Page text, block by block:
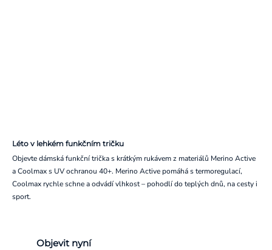
Léto v lehkém funkčním tričku
Objevte dámská funkční trička s krátkým rukávem z materiálů Merino Active
a Coolmax s UV ochranou 40+. Merino Active pomáhá s termoregulací,
Coolmax rychle schne a odvádí vlhkost – pohodlí do teplých dnů, na cesty i
sport.
Objevit nyní